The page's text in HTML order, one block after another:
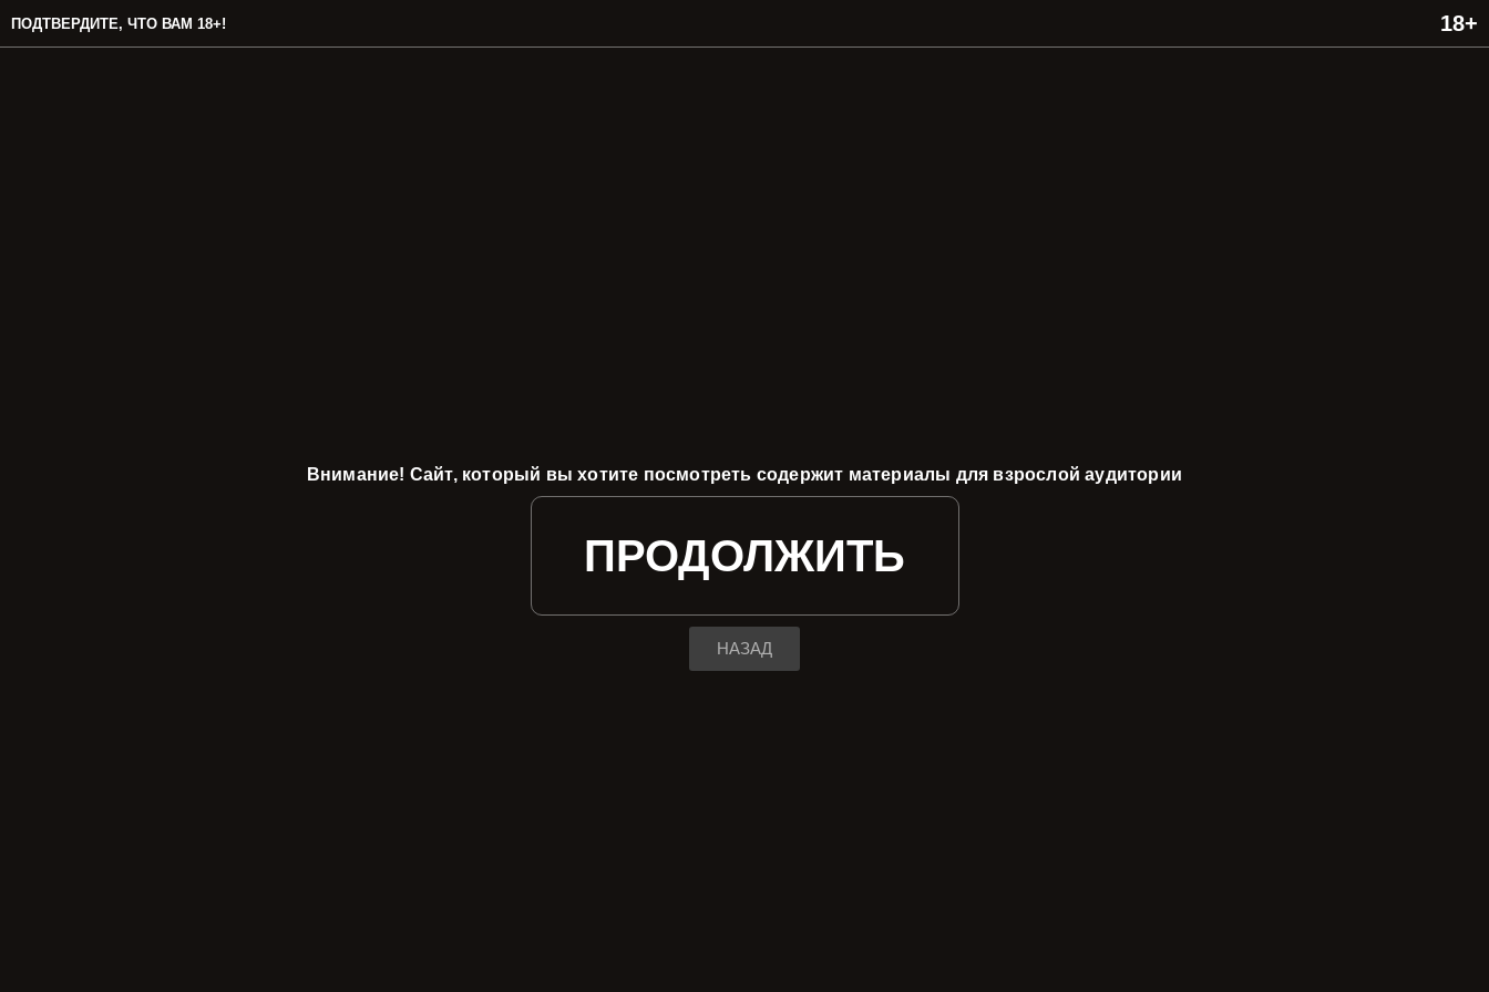
ПОДТВЕРДИТЕ, ЧТО ВАМ 18+!
Внимание! Сайт, который вы хотите посмотреть содержит материалы для взрослой аудитории
ПРОДОЛЖИТЬ
НАЗАД